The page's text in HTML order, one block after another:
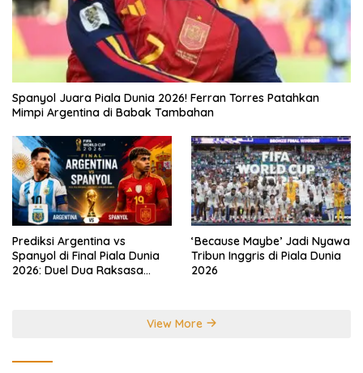
Spanyol Juara Piala Dunia 2026! Ferran Torres Patahkan
Mimpi Argentina di Babak Tambahan
Prediksi Argentina vs
Spanyol di Final Piala Dunia
2026: Duel Dua Raksasa
‘Because Maybe’ Jadi Nyawa
Tribun Inggris di Piala Dunia
2026
View More